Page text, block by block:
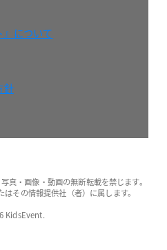
』について
針
真・画像・動画の無断転載を禁じます。
その情報提供社（者）に属します。
KidsEvent.